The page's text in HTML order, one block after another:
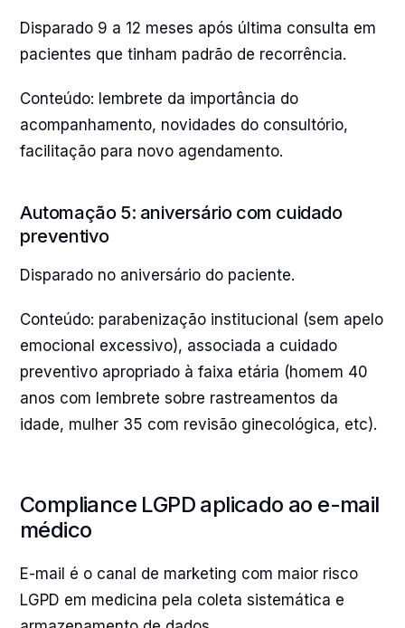
Disparado 9 a 12 meses após última consulta em
pacientes que tinham padrão de recorrência.
Conteúdo: lembrete da importância do
acompanhamento, novidades do consultório,
facilitação para novo agendamento.
Automação 5: aniversário com cuidado
preventivo
Disparado no aniversário do paciente.
Conteúdo: parabenização institucional (sem apelo
emocional excessivo), associada a cuidado
preventivo apropriado à faixa etária (homem 40
anos com lembrete sobre rastreamentos da
idade, mulher 35 com revisão ginecológica, etc).
Compliance LGPD aplicado ao e-mail
médico
E-mail é o canal de marketing com maior risco
LGPD em medicina pela coleta sistemática e